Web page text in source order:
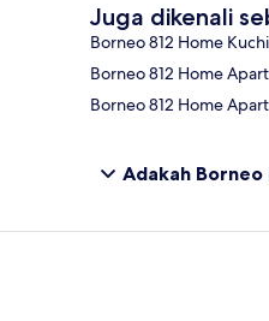
Juga dikenali
Borneo 812 Home
Borneo 812 Home
Borneo 812 Home
Adakah